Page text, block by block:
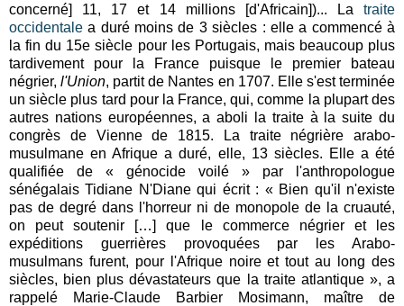
concerné] 11, 17 et 14 millions [d'Africain])... La traite
occidentale a duré moins de 3 siècles : elle a commencé à
la fin du 15e siècle pour les Portugais, mais beaucoup plus
tardivement pour la France puisque le premier bateau
négrier,l'Union, partit de Nantes en 1707. Elle s'est terminée
un siècle plus tard pour la France, qui, comme la plupart des
autres nations européennes, a aboli la traite à la suite du
congrès de Vienne de 1815. La traite négrière arabo-
musulmane en Afrique a duré, elle, 13 siècles. Elle a été
qualifiée de « génocide voilé » par l'anthropologue
sénégalais Tidiane N'Diane qui écrit : « Bien qu'il n'existe
pas de degré dans l'horreur ni de monopole de la cruauté,
on peut soutenir […] que le commerce négrier et les
expéditions guerrières provoquées par les Arabo-
musulmans furent, pour l'Afrique noire et tout au long des
siècles, bien plus dévastateurs que la traite atlantique », a
rappelé Marie-Claude Barbier Mosimann, maître de